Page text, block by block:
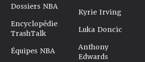
Dossiers NBA
Encyclopédie
TrashTalk
Équipes NBA
Kyrie Irving
Luka Doncic
Anthony
Edwards